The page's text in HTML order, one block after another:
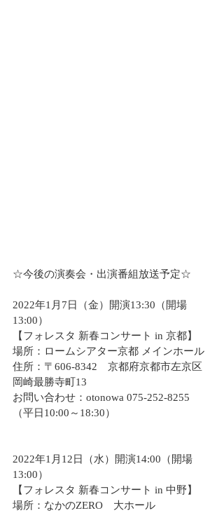
☆今後の演奏会・出演番組放送予定☆
2022年1月7日（金）開演13:30（開場
13:00）
【フォレスタ 新春コンサート in 京都】
場所：ロームシアター京都 メインホール
住所：〒606-8342　京都府京都市左京区
岡崎最勝寺町13
お問い合わせ：otonowa 075-252-8255
（平日10:00～18:30）
2022年1月12日（水）開演14:00（開場
13:00）
【フォレスタ 新春コンサート in 中野】
場所：なかのZERO　大ホール